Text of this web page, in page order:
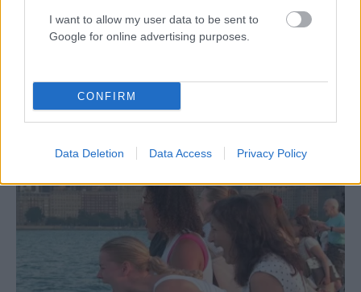
I want to allow my user data to be sent to
Google for online advertising purposes.
CONFIRM
Data Deletion Data Access Privacy Policy
Μύκονος: Οδηγός πήρε τσάντα Hermès και Rolex ως
«εγγύηση» για διαδρομή και έγινε… καπνός